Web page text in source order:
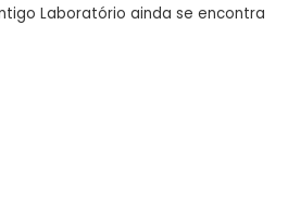
Laboratório ainda se encontra